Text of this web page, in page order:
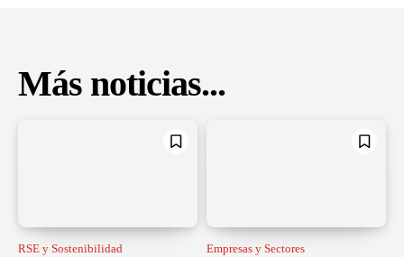
Más noticias...
RSE y Sostenibilidad Empresas y Sectores